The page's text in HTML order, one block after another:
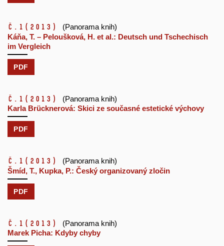
č.1 (2013)
(Panorama knih)
Káňa, T. – Peloušková, H. et al.: Deutsch und Tschechisch
im Vergleich
PDF
č.1 (2013)
(Panorama knih)
Karla Brücknerová: Skici ze současné estetické výchovy
PDF
č.1 (2013)
(Panorama knih)
Šmíd, T., Kupka, P.: Český organizovaný zločin
PDF
č.1 (2013)
(Panorama knih)
Marek Picha: Kdyby chyby